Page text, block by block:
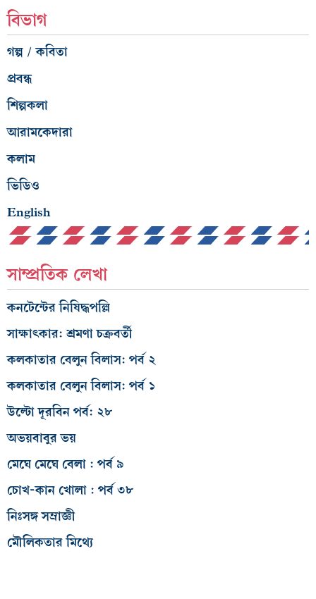
বিভাগ
গল্প / কবিতা
প্রবন্ধ
শিল্পকলা
আরামকেদারা
কলাম
ভিডিও
English
সাম্প্রতিক লেখা
কনটেন্টের নিষিদ্ধপল্লি
সাক্ষাৎকার: শ্রমণা চক্রবর্তী
কলকাতার বেলুন বিলাস: পর্ব ২
কলকাতার বেলুন বিলাস: পর্ব ১
উল্টো দূরবিন পর্ব: ২৮
অভয়বাবুর ভয়
মেঘে মেঘে বেলা : পর্ব ৯
চোখ-কান খোলা : পর্ব ৩৮
নিঃসঙ্গ সম্রাজ্ঞী
মৌলিকতার মিথ্যে